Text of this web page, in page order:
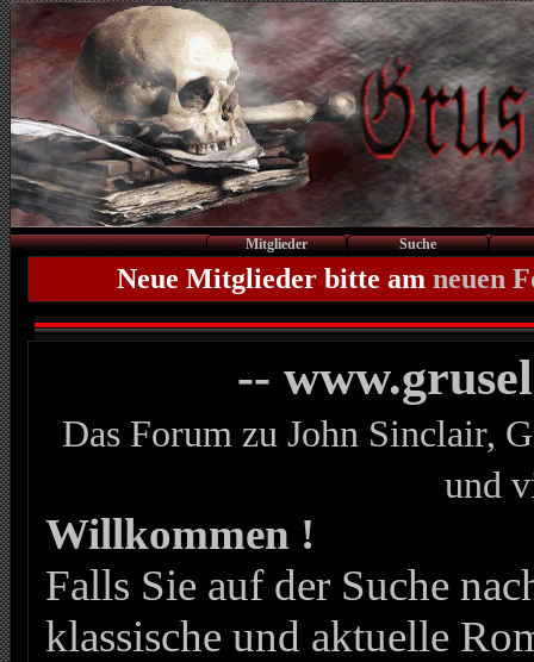
Mitglieder Suche
Neue Mitglieder bitte am neuen
--
Das Forum zu John Sinclair,
und
Willkommen !
Falls Sie auf der Suche
klassische und aktuelle